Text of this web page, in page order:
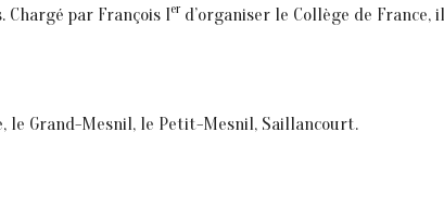
Chargé par François Ierd’organiser le Collège de
le Grand-Mesnil, le Petit-Mesnil, Saillancourt.